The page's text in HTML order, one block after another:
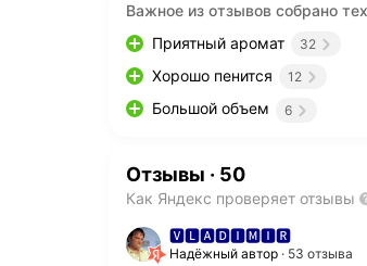
Важное из отзывов собрано
Приятный аромат
32
Хорошо пенится 12
Большой объем 6
Отзывы · 50
Как Яндекс проверяет отзывы
🆅🅻🅰🅳🅸🅼🅸🆁
Надёжный автор
53 отзыва